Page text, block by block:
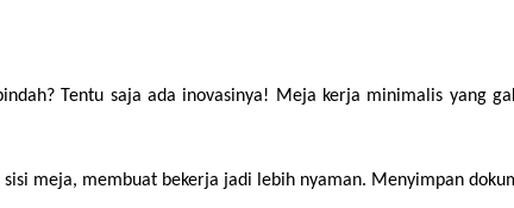
Tentu saja ada inovasinya! Meja kerja minimalis yang
meja, membuat bekerja jadi lebih nyaman. Menyimpan